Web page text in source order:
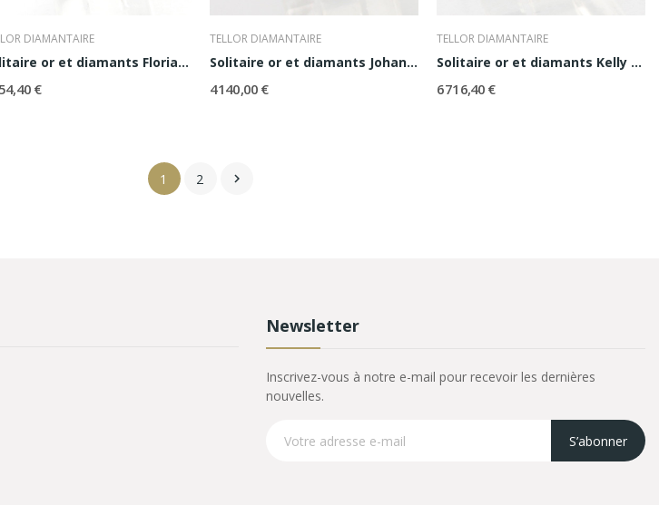
DIAMANTAIRE
Solitaire or et diamants Floriane
€
TELLOR DIAMANTAIRE
Solitaire or et diamants Johanne
4 140,00 €
TELLOR DIAMANTAIRE
Solitaire or et diamants Kelly 0,70ct
6 716,40 €
1 2 
Newsletter
Inscrivez-vous à notre e-mail pour recevoir les dernières
nouvelles.
S’abonner